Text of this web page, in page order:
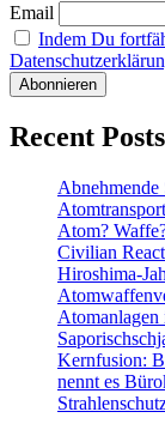
Email
Indem Du
Recent Posts
Atom?
Civilian
Hiroshima-
Kernfusion:
nennt es